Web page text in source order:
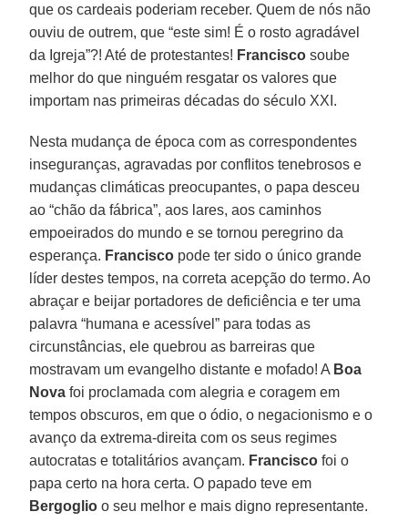
que os cardeais poderiam receber. Quem de nós não
ouviu de outrem, que “este sim! É o rosto agradável
da Igreja”?! Até de protestantes! Francisco soube
melhor do que ninguém resgatar os valores que
importam nas primeiras décadas do século XXI.
Nesta mudança de época com as correspondentes
inseguranças, agravadas por conflitos tenebrosos e
mudanças climáticas preocupantes, o papa desceu
ao “chão da fábrica”, aos lares, aos caminhos
empoeirados do mundo e se tornou peregrino da
esperança. Francisco pode ter sido o único grande
líder destes tempos, na correta acepção do termo. Ao
abraçar e beijar portadores de deficiência e ter uma
palavra “humana e acessível” para todas as
circunstâncias, ele quebrou as barreiras que
mostravam um evangelho distante e mofado! A Boa
Nova foi proclamada com alegria e coragem em
tempos obscuros, em que o ódio, o negacionismo e o
avanço da extrema-direita com os seus regimes
autocratas e totalitários avançam. Francisco foi o
papa certo na hora certa. O papado teve em
Bergoglio o seu melhor e mais digno representante.